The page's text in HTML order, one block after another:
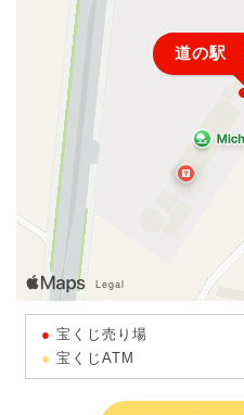
道の駅
宝くじ売り場
宝くじATM